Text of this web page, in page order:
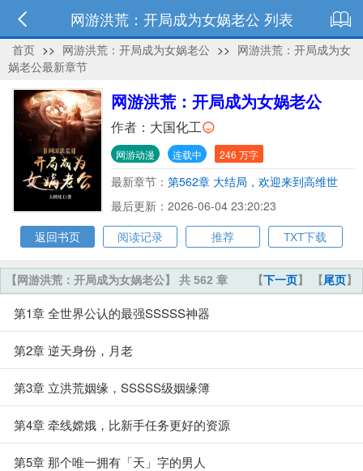
网游洪荒：开局成为女娲老公 列表
首页 >> 网游洪荒：开局成为女娲老公 >> 网游洪荒：开局成为女
娲老公最新章节
网游洪荒：开局成为女娲老公
作者： 大国化工
网游动漫 连载中 246 万字
最新章节： 第562章 大结局，欢迎来到高维世
界！
最后更新：2026-06-04 23:20:23
返回书页
阅读记录 推荐 TXT下载
【下一页】 【尾页】
【网游洪荒：开局成为女娲老公】 共 562 章
第1章 全世界公认的最强SSSSS神器
第2章 逆天身份，月老
第3章 立洪荒姻缘，SSSSS级姻缘簿
第4章 牵线嫦娥，比新手任务更好的资源
第5章 那个唯一拥有「天」字的男人